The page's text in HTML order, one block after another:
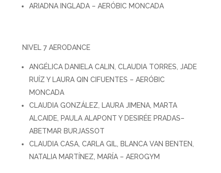
ARIADNA INGLADA – AERÓBIC MONCADA
NIVEL 7 AERODANCE
ANGÉLICA DANIELA CALIN, CLAUDIA TORRES, JADE
RUÍZ Y LAURA QIN CIFUENTES – AERÓBIC
MONCADA
CLAUDIA GONZÁLEZ, LAURA JIMENA, MARTA
ALCAIDE, PAULA ALAPONT Y DESIRÉE PRADAS–
ABETMAR BURJASSOT
CLAUDIA CASA, CARLA GIL, BLANCA VAN BENTEN,
NATALIA MARTÍNEZ, MARÍA – AEROGYM